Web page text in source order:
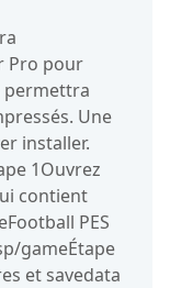
Pro pour
permettra
Une
installer.
1Ouvrez
contient
PES
gameÉtape
et savedata